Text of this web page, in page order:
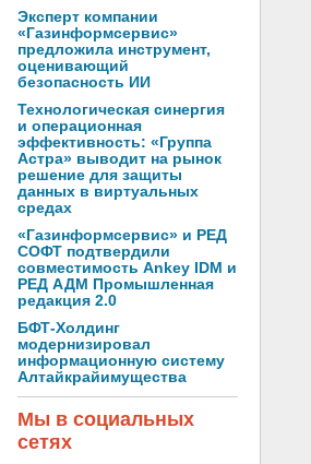
Эксперт компании
«Газинформсервис»
предложила инструмент,
оценивающий
безопасность ИИ
Технологическая синергия
и операционная
эффективность: «Группа
Астра» выводит на рынок
решение для защиты
данных в виртуальных
средах
«Газинформсервис» и РЕД
СОФТ подтвердили
совместимость Ankey IDM и
РЕД АДМ Промышленная
редакция 2.0
БФТ-Холдинг
модернизировал
информационную систему
Алтайкрайимущества
Мы в социальных
сетях